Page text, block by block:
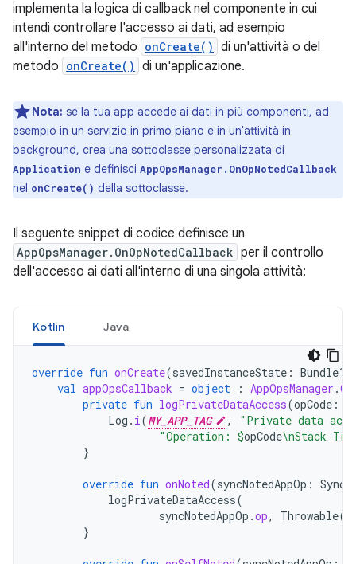
implementa la logica di callback nel componente in cui
intendi controllare l'accesso ai dati, ad esempio
all'interno del metodo onCreate() di un'attività o del
metodo onCreate() di un'applicazione.
Nota: se la tua app accede ai dati in più componenti, ad
esempio in un servizio in primo piano e in un'attività in
background, crea una sottoclasse personalizzata di
Application e definisci AppOpsManager.OnOpNotedCallback
nel onCreate() della sottoclasse.
Il seguente snippet di codice definisce un
AppOpsManager.OnOpNotedCallback per il controllo
dell'accesso ai dati all'interno di una singola attività:
Kotlin Java
override fun onCreate(savedInstanceState : Bundle?)
val appOpsCallback = object : AppOpsManager .
private fun logPrivateDataAccess(opCode :
Log . i(MY_APP_TAG ,
"Private data
"Operation: $opCode\nStack
}
override fun onNoted(syncNotedAppOp :
logPrivateDataAccess(
syncNotedAppOp .op, Throwable
}